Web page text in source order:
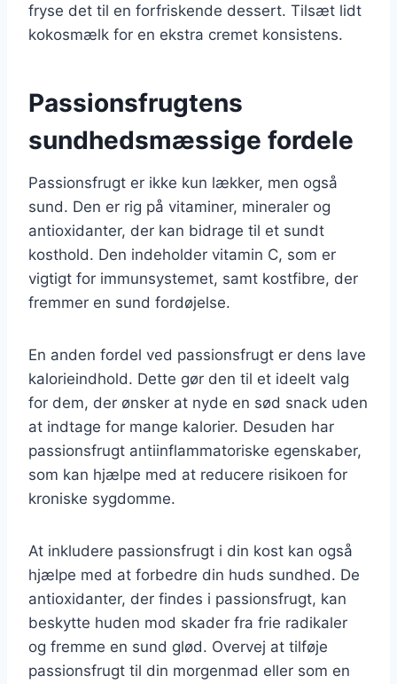
fryse det til en forfriskende dessert. Tilsæt lidt
kokosmælk for en ekstra cremet konsistens.
Passionsfrugtens
sundhedsmæssige fordele
Passionsfrugt er ikke kun lækker, men også
sund. Den er rig på vitaminer, mineraler og
antioxidanter, der kan bidrage til et sundt
kosthold. Den indeholder vitamin C, som er
vigtigt for immunsystemet, samt kostfibre, der
fremmer en sund fordøjelse.
En anden fordel ved passionsfrugt er dens lave
kalorieindhold. Dette gør den til et ideelt valg
for dem, der ønsker at nyde en sød snack uden
at indtage for mange kalorier. Desuden har
passionsfrugt antiinflammatoriske egenskaber,
som kan hjælpe med at reducere risikoen for
kroniske sygdomme.
At inkludere passionsfrugt i din kost kan også
hjælpe med at forbedre din huds sundhed. De
antioxidanter, der findes i passionsfrugt, kan
beskytte huden mod skader fra frie radikaler
og fremme en sund glød. Overvej at tilføje
passionsfrugt til din morgenmad eller som en